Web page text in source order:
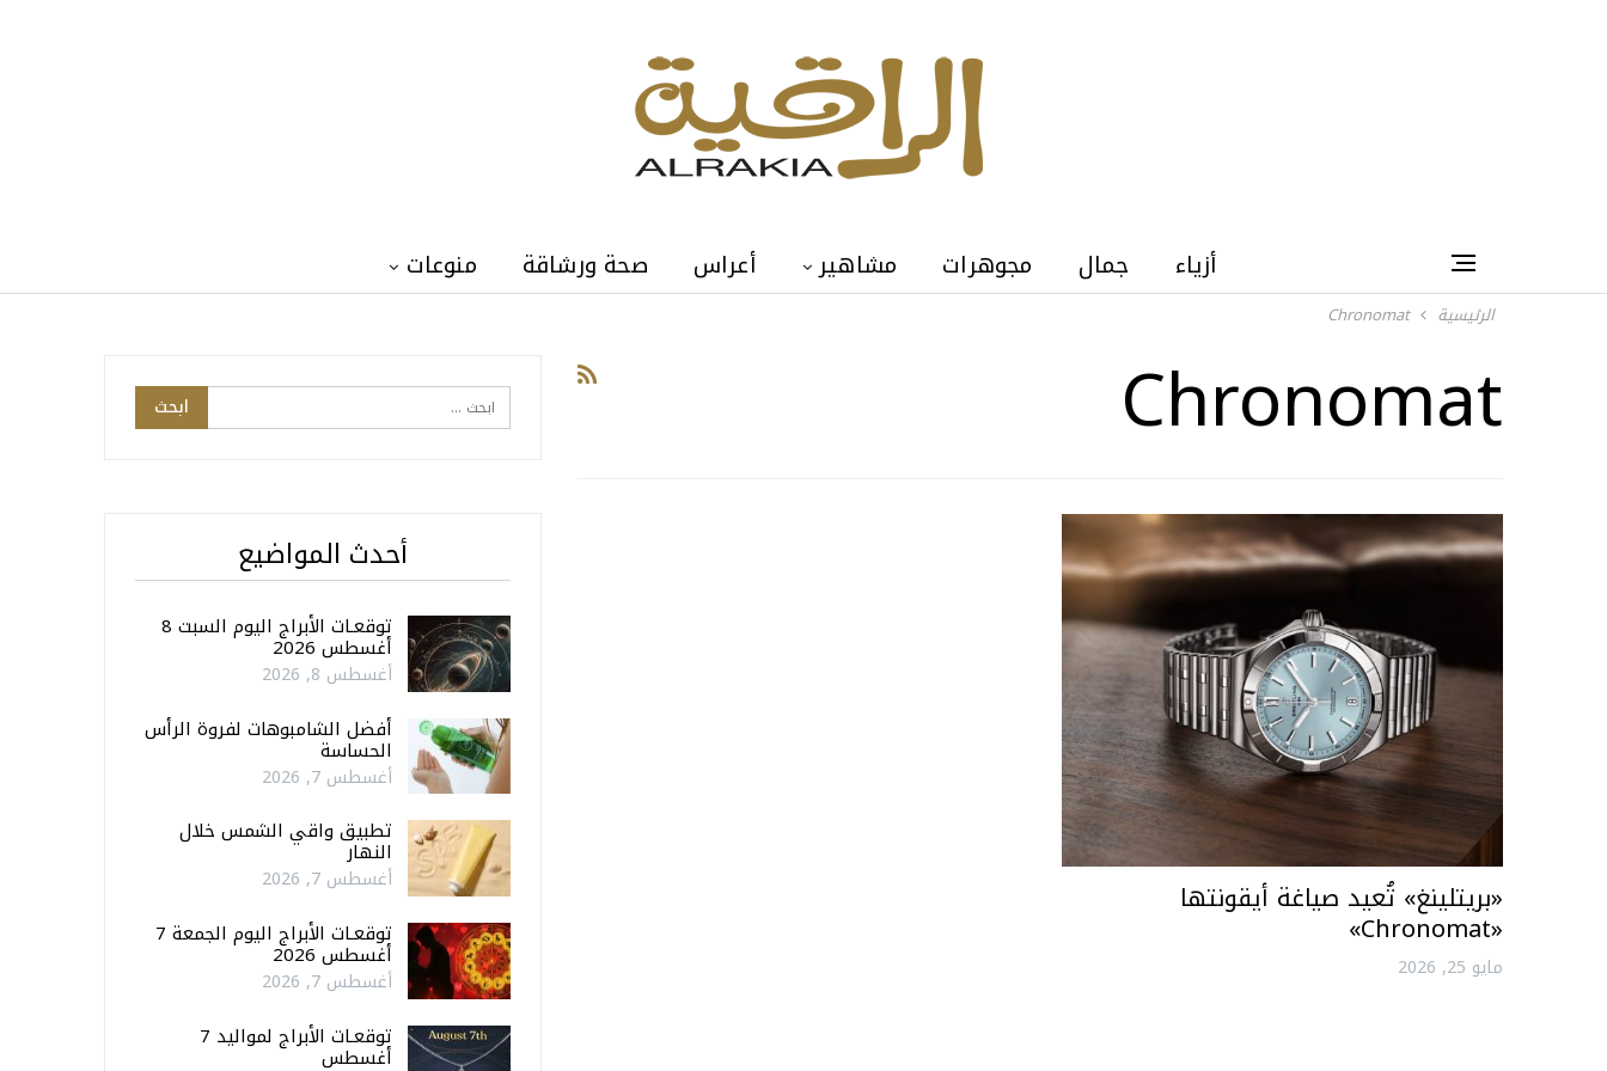
أزياء جمال مجوهرات مشاهير أعراس صحة ورشاقة منوعات
الرئيسية Chronomat
Chronomat
«بريتلينغ» تُعيد صياغة أيقونتها
«Chronomat»
مايو 25, 2026
أحدث المواضيع
توقعـات الأبراج اليوم السبت 8
أغسطس 2026
أغسطس 8, 2026
أفضل الشامبوهات لفروة الرأس
الحساسة
أغسطس 7, 2026
تطبيق واقي الشمس خلال
النهار
أغسطس 7, 2026
توقعـات الأبراج اليوم الجمعة 7
أغسطس 2026
أغسطس 7, 2026
توقعـات الأبراج لمواليد 7
أغسطس